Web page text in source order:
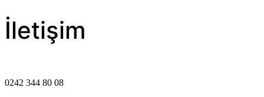
İletişim
0242 344 80 08